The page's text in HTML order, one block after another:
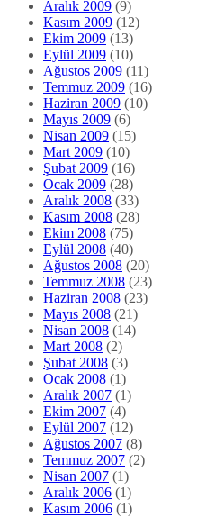
Aralık 2009 (9)
Kasım 2009 (12)
Ekim 2009 (13)
Eylül 2009 (10)
Ağustos 2009 (11)
Temmuz 2009 (16)
Haziran 2009 (10)
Mayıs 2009 (6)
Nisan 2009 (15)
Mart 2009 (10)
Şubat 2009 (16)
Ocak 2009 (28)
Aralık 2008 (33)
Kasım 2008 (28)
Ekim 2008 (75)
Eylül 2008 (40)
Ağustos 2008 (20)
Temmuz 2008 (23)
Haziran 2008 (23)
Mayıs 2008 (21)
Nisan 2008 (14)
Mart 2008 (2)
Şubat 2008 (3)
Ocak 2008 (1)
Aralık 2007 (1)
Ekim 2007 (4)
Eylül 2007 (12)
Ağustos 2007 (8)
Temmuz 2007 (2)
Nisan 2007 (1)
Aralık 2006 (1)
Kasım 2006 (1)